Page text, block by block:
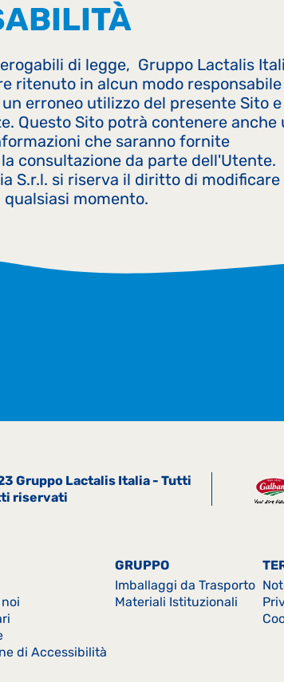
di legge, Gruppo Lactalis
ritenuto in alcun modo
erroneo utilizzo del presente Sito e
Questo Sito potrà contenere anche
che saranno fornite
consultazione da parte dell'Utente.
S.r.l. si riserva il diritto di modificare
momento.
Gruppo Lactalis Italia - Tutti
riservati
di Accessibilità
GRUPPO
Imballaggi da Trasporto
Materiali Istituzionali